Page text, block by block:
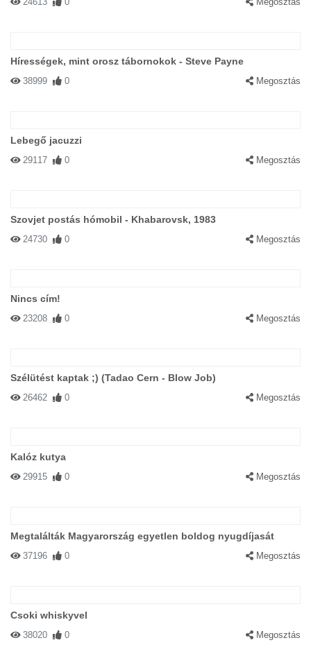
Hírességek, mint orosz tábornokok - Steve Payne
38999 0 Megosztás
Lebegő jacuzzi
29117 0 Megosztás
Szovjet postás hómobil - Khabarovsk, 1983
24730 0 Megosztás
Nincs cím!
23208 0 Megosztás
Szélütést kaptak ;) (Tadao Cern - Blow Job)
26462 0 Megosztás
Kalóz kutya
29915 0 Megosztás
Megtalálták Magyarország egyetlen boldog nyugdíjasát
37196 0 Megosztás
Csoki whiskyvel
38020 0 Megosztás